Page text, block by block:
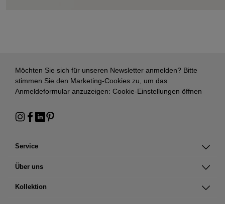
Service
Über uns
Kollektion
Möchten Sie sich für unseren Newsletter anmelden? Bitte
stimmen Sie den Marketing-Cookies zu, um das
Anmeldeformular anzuzeigen: Cookie-Einstellungen öffnen